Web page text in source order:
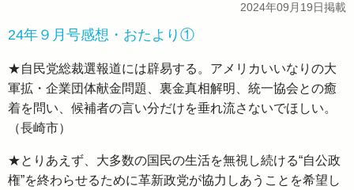
2024年09月19日掲載
24年９月号感想・おたより①
★自民党総裁選報道には辟易する。アメリカいいなりの大
軍拡・企業団体献金問題、裏金真相解明、統一協会との癒
着を問い、候補者の言い分だけを垂れ流さないでほしい。
（長崎市）
★とりあえず、大多数の国民の生活を無視し続ける“自公政
権”を終わらせるために革新政党が協力しあうことを希望し